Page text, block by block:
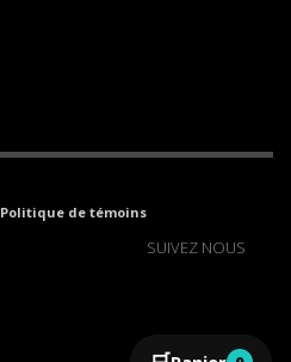
Politique de témoins
SUIVEZ NOUS